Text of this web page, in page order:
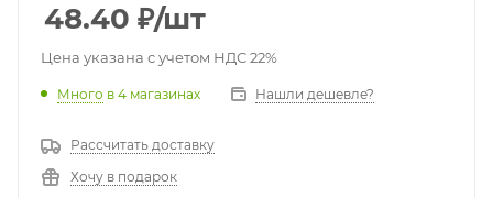
48.40 ₽/шт
Цена указана с учетом НДС 22%
Много в 4 магазинах Нашли дешевле?
Рассчитать доставку
Хочу в подарок